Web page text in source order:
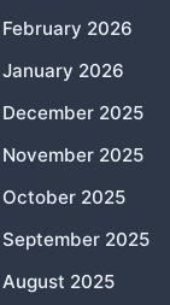
February 2026
January 2026
December 2025
November 2025
October 2025
September 2025
August 2025